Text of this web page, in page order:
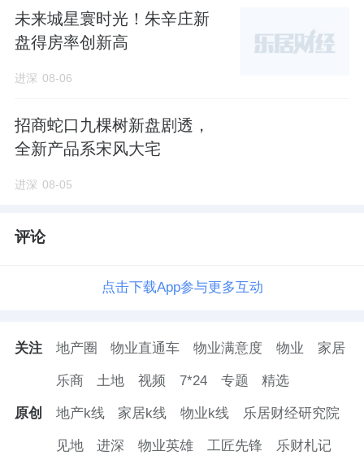
未来城星寰时光！朱辛庄新
盘得房率创新高
进深 08-06
招商蛇口九棵树新盘剧透，
全新产品系宋风大宅
进深 08-05
评论
点击下载App参与更多互动
关注 地产圈 物业直通车 物业满意度 物业 家居
乐商 土地 视频 7*24 专题 精选
原创 地产k线 家居k线 物业k线 乐居财经研究院
见地 进深 物业英雄 工匠先锋 乐财札记